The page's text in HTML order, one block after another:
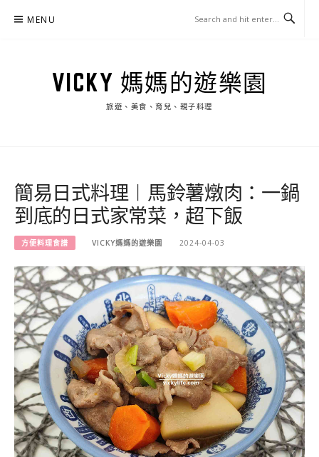
MENU
VICKY 媽媽的遊樂園
旅遊、美食、育兒、親子料理
簡易日式料理︱馬鈴薯燉肉：一鍋
到底的日式家常菜，超下飯
方便料理食譜 VICKY媽媽的遊樂園 2024-04-03